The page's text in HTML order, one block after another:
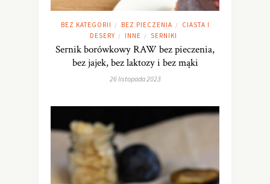
BEZ KATEGORII / BEZ PIECZENIA /
CIASTA I
DESERY / INNE / SERNIKI
Sernik borówkowy RAW bez pieczenia,
bez jajek, bez laktozy i bez mąki
26 listopada 2023